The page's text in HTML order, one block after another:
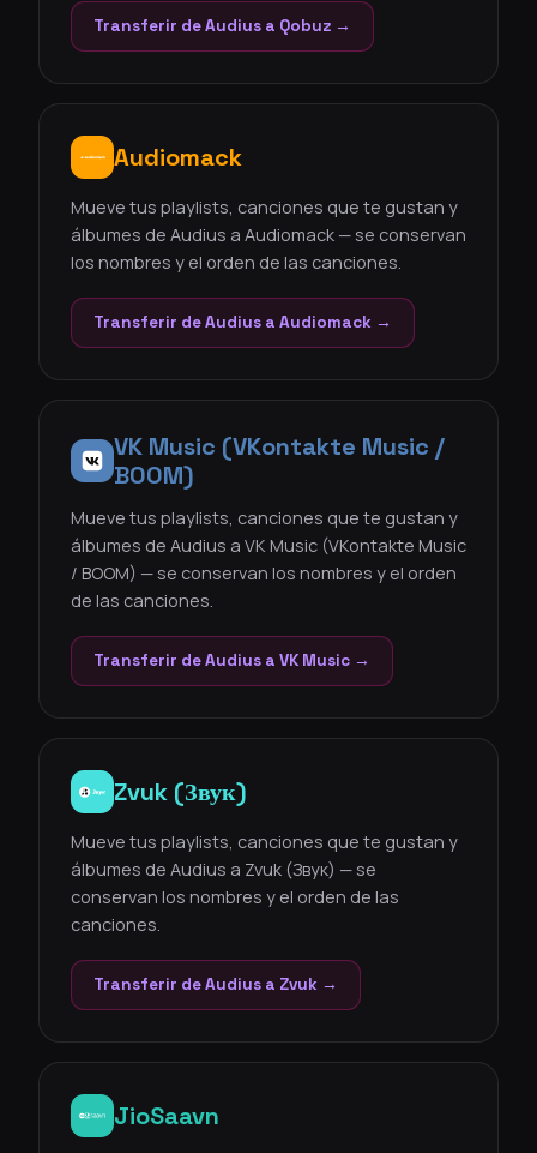
Transferir de Audius a Qobuz →
Audiomack
Mueve tus playlists, canciones que te gustan y
álbumes de Audius a Audiomack — se conservan
los nombres y el orden de las canciones.
Transferir de Audius a Audiomack →
VK Music (VKontakte Music /
BOOM)
Mueve tus playlists, canciones que te gustan y
álbumes de Audius a VK Music (VKontakte Music
/ BOOM) — se conservan los nombres y el orden
de las canciones.
Transferir de Audius a VK Music →
Zvuk (Звук)
Mueve tus playlists, canciones que te gustan y
álbumes de Audius a Zvuk (Звук) — se
conservan los nombres y el orden de las
canciones.
Transferir de Audius a Zvuk →
JioSaavn